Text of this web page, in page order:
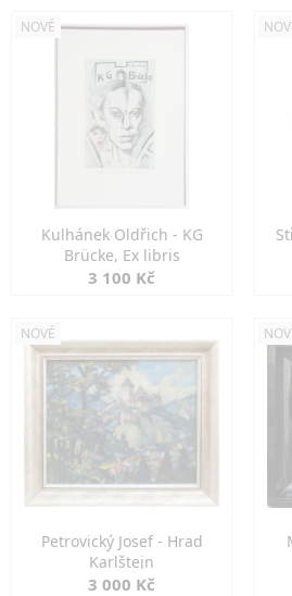
NOVÉ
Kulhánek Oldřich - KG
Brücke, Ex libris
3 100 Kč
NOVÉ
Petrovický Josef - Hrad
Karlštejn
3 000 Kč